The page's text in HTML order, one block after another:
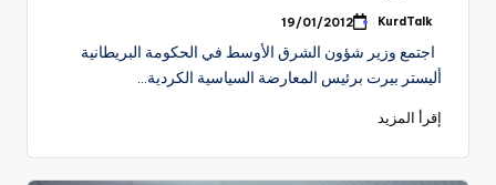
تمّ
بواسطة
KurdTalk
19/01/2012
اجتمع وزير شؤون الشرق الأوسط في الحكومة البريطانية
أليستر بيرت برئيس المعارضة السياسية الكردية…
إقرأ المزيد